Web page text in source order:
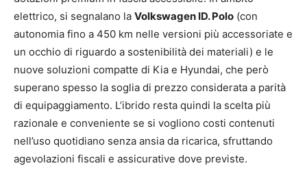
elettrico, si segnalano la Volkswagen ID. Polo (con
autonomia fino a 450 km nelle versioni più accessoriate e
un occhio di riguardo a sostenibilità dei materiali) e le
nuove soluzioni compatte di Kia e Hyundai, che però
superano spesso la soglia di prezzo considerata a parità
di equipaggiamento. L’ibrido resta quindi la scelta più
razionale e conveniente se si vogliono costi contenuti
nell’uso quotidiano senza ansia da ricarica, sfruttando
agevolazioni fiscali e assicurative dove previste.